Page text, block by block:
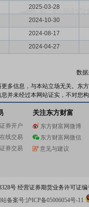
2025-03-28
2024-10-30
2024-08-17
2024-04-27
数据
多信息，与本站立场无关。东
并未经过本网站证实，不对您
券开户
线交易
券交易
关注东方财富
东方财富网微博
东方财富网微信
意见与建议
号 经营证券期货业务许可证编
站备案号:沪ICP备05006054号-11